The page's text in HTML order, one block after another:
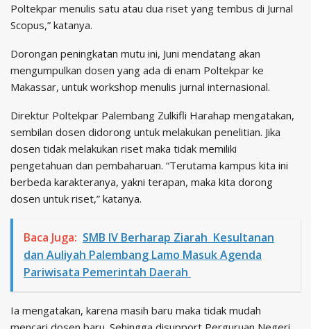
Poltekpar menulis satu atau dua riset yang tembus di Jurnal
Scopus,” katanya.
Dorongan peningkatan mutu ini, Juni mendatang akan
mengumpulkan dosen yang ada di enam Poltekpar ke
Makassar, untuk workshop menulis jurnal internasional.
Direktur Poltekpar Palembang Zulkifli Harahap mengatakan,
sembilan dosen didorong untuk melakukan penelitian. Jika
dosen tidak melakukan riset maka tidak memiliki
pengetahuan dan pembaharuan. “Terutama kampus kita ini
berbeda karakteranya, yakni terapan, maka kita dorong
dosen untuk riset,” katanya.
Baca Juga: SMB IV Berharap Ziarah Kesultanan
dan Auliyah Palembang Lamo Masuk Agenda
Pariwisata Pemerintah Daerah
Ia mengatakan, karena masih baru maka tidak mudah